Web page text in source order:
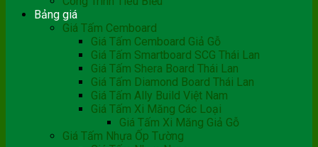
Bảng giá
Giá Tấm Cemboard
Giá Tấm Cemboard Giả Gỗ
Giá Tấm Smartboard SCG Thái Lan
Giá Tấm Shera Board Thái Lan
Giá Tấm Diamond Board Thái Lan
Giá Tấm Ally Build Việt Nam
Giá Tấm Xi Măng Các Loại
Giá Tấm Xi Măng Giả Gỗ
Giá Tấm Nhựa Ốp Tường